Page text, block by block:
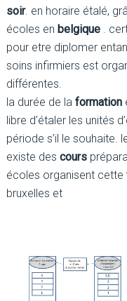
soir. en horaire étalé,
écoles en belgique.
pour etre diplomer
soins infirmiers est
différentes.
la durée de la formation
libre d’étaler les unités
période s’il le souhaite.
existe des cours
écoles organisent cette
bruxelles et